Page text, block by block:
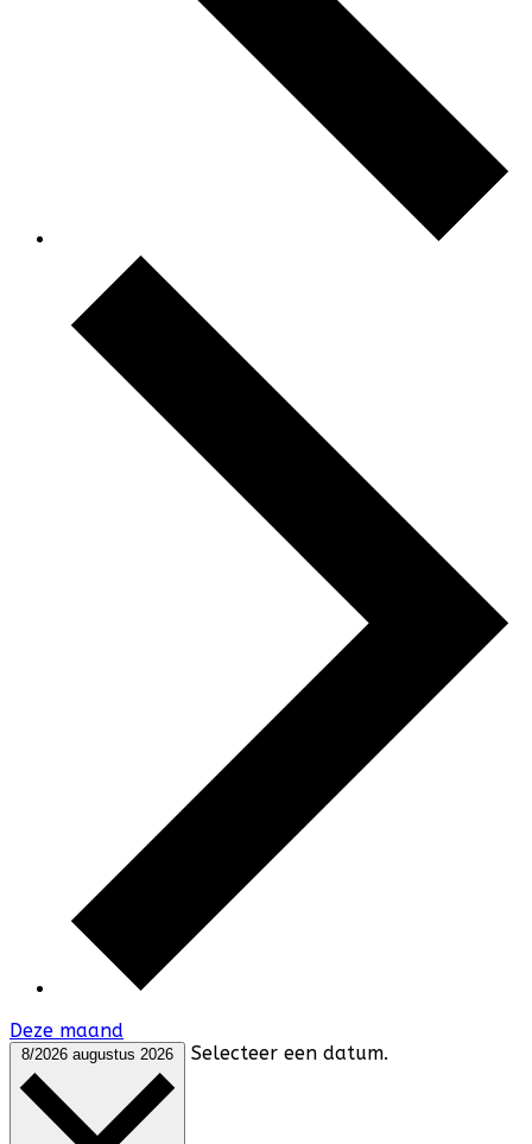
Deze maand
8/2026 augustus 2026 Selecteer een datum.